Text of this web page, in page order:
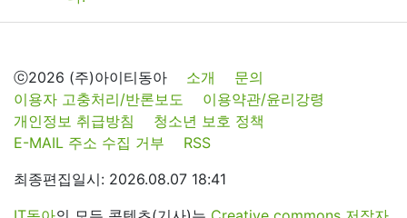
ⓒ2026 (주)아이티동아 소개
문의
이용자 고충처리/반론보도
이용약관/윤리강령
개인정보 취급방침
청소년 보호 정책
E-MAIL 주소 수집 거부
RSS
최종편집일시: 2026.08.07 18:41